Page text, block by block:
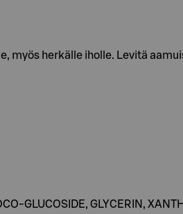
myös herkälle iholle. Levitä
GLUCOSIDE, GLYCERIN,